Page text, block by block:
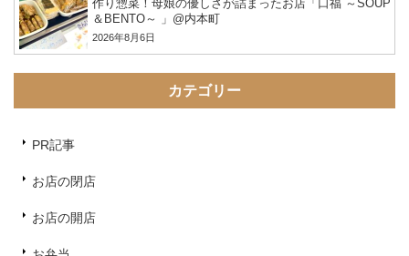
作り惣菜！母娘の優しさが詰まったお店「口福 ～SOUP
＆BENTO～ 」@内本町
2026年8月6日
カテゴリー
PR記事
お店の閉店
お店の開店